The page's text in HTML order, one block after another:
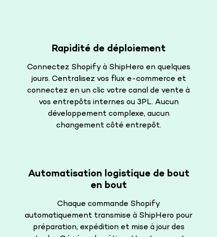
Rapidité de déploiement
Connectez Shopify à ShipHero en quelques
jours. Centralisez vos flux e-commerce et
connectez en un clic votre canal de vente à
vos entrepôts internes ou 3PL. Aucun
développement complexe, aucun
changement côté entrepôt.
Automatisation logistique de bout
en bout
Chaque commande Shopify
automatiquement transmise à ShipHero pour
préparation, expédition et mise à jour des